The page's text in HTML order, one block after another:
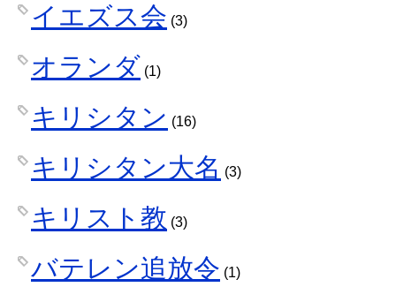
イエズス会 (3)
オランダ (1)
キリシタン (16)
キリシタン大名 (3)
キリスト教 (3)
バテレン追放令 (1)